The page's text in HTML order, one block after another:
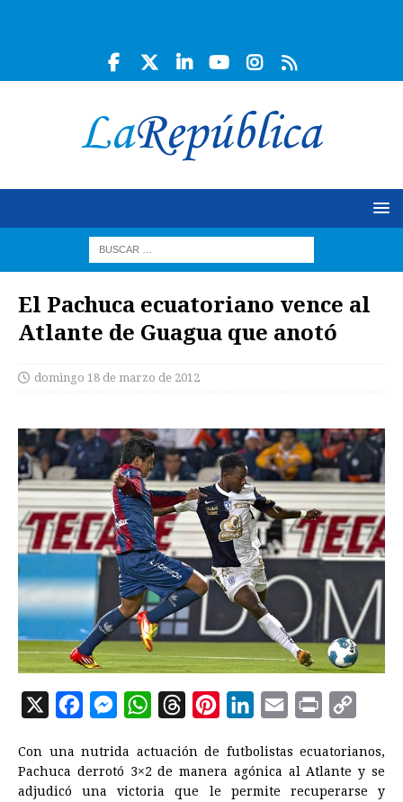
El Pachuca ecuatoriano vence al
Atlante de Guagua que anotó
domingo 18 de marzo de 2012
X
c
e
M
s
s
W
a
t
r
e
n
t
n
k
a
i
i
n
p
y
Con una nutrida actuación de futbolistas ecuatorianos,
Pachuca derrotó 3×2 de manera agónica al Atlante y se
adjudicó una victoria que le permite recuperarse y